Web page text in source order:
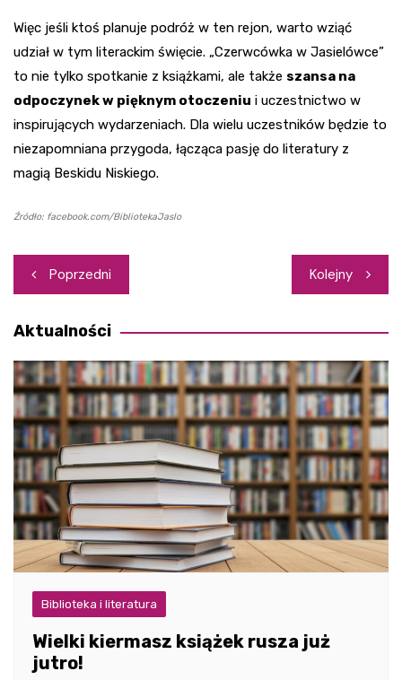
Więc jeśli ktoś planuje podróż w ten rejon, warto wziąć
udział w tym literackim święcie. „Czerwcówka w Jasielówce”
to nie tylko spotkanie z książkami, ale także szansa na
odpoczynek w pięknym otoczeniu i uczestnictwo w
inspirujących wydarzeniach. Dla wielu uczestników będzie to
niezapomniana przygoda, łącząca pasję do literatury z
magią Beskidu Niskiego.
Źródło: facebook.com/BibliotekaJaslo
Nawigacja
wpisu
Poprzedni Kolejny
Aktualności
Biblioteka i literatura
Wielki kiermasz książek rusza już
jutro!